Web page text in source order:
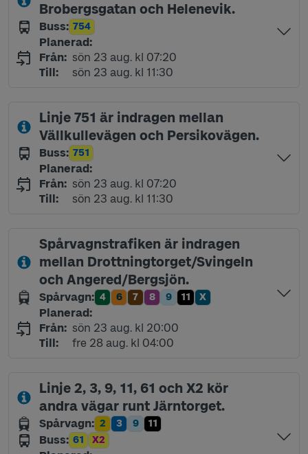
Brobergsgatan och Helenevik.
Buss: Linje
754
Planerad:
Från: söndag 23 augusti kl 07:20
sön 23 aug. kl 07:20
Till: söndag 23 augusti kl 11:30
sön 23 aug. kl 11:30
Linje 751 är indragen mellan
Vällkullevägen och Persikovägen.
Buss: Linje
751
Planerad:
Från: söndag 23 augusti kl 07:20
sön 23 aug. kl 07:20
Till: söndag 23 augusti kl 11:30
sön 23 aug. kl 11:30
Spårvagnstrafiken är indragen
mellan Drottningtorget/Svingeln
och Angered/Bergsjön.
Spårvagn: Linje
4 Linje
6 Linje
7 Linje
8 Linje
9 Linje
11 Linje
X
Planerad:
Från: söndag 23 augusti kl 20:00
sön 23 aug. kl 20:00
Till: fredag 28 augusti kl 04:00
fre 28 aug. kl 04:00
Linje 2, 3, 9, 11, 61 och X2 kör
andra vägar runt Järntorget.
Spårvagn: Linje
2 Linje
3 Linje
9 Linje
11
Buss: Linje
61 Linje
X2